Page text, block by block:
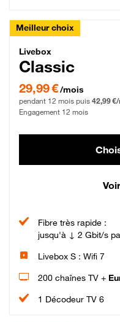
Meilleur choix
Livebox
Livebox
Classic
29,99 € par mois pendant 12
29,99 €/mois
pendant 12 mois puis 42,99
Engagement 12 mois
Fibre très rapide :
jusqu'à ↓ 2 Gbit/s
Livebox S : Wifi 7
200 chaînes TV +
1 Décodeur TV 6